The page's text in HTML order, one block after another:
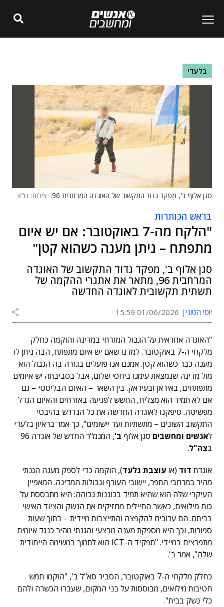
בלעדי
סגן אלוף ב', מפקד גדוד התקשוב של האוגדה המרחבית 96. צילום: דו"צ
בראש הכותרות
"הלקח מה-7 באוקטובר: אם יש איום
מתפתח – ניתן מענה כשהוא קטן"
סגן אלוף ב', מפקד גדוד התקשוב של האוגדה
המרחבית 96, מתאר את אתגרי ההקמה של
תשתית תקשובית לאוגדה החדשה
יוסי הטוני 01/06/2026 15:59
"האוגדה אחראית על הגבול המזרחי במדינה והוקמה כחלק
מלקחי ה-7 באוקטובר. למדנו שאם יש איום מתפתח, הבה ניתן לו
מענה כבר כשהוא קטן. אמנם אנו פועלים בגזרה בה הגבול הוא
מול מדינה שנמצאת עימנו ביחסי שלום, אבל בסביבתה יש איומים
מתפתחים, באיראן ובעיראק. בין השאר – האיום הבליסטי – גם
אם לא תמיד הוא מצליח, החשש לפגיעה באזרחים והאיום הגדל
מפשיטה. סיפקנו לאוגדה החדשה את כל הנדרש בהיבטי
התקשוב השונים – מתשתיות ועד יישומים", כך אמר בראיון בלעדי
לאנשים ומחשבים סגן אלוף ב'
, המנמ"ר החדש של אוגדה 96
בצה"ל.
אוגדת דוד (או עוצבת גלעד), הוקמה כדי לספק מענה הגנתי
מהיר במרחבי התפר, יישובי העורף וגבולות המדינה. המאפיין
העיקרי שלה הוא שהיא תמיד בכוננות גבוהה: היא מתבססת על
כוח מילואים, כאשר החיילים מחזיקים את הנשק והציוד האישי
בביתם. הם ערוכים להקפצה והתייצבות מיידית – בתוך שעות
ספורות, וכך היא מספקת מענה מבצעי והגנתי מהיר כנגד איומים
מתפרצים במיידי. "תפקיד ה-ICT הוא לתמוך במשימה הייחודית
שלה", אמר ב'.
כחלק מלקחי ה-7 באוקטובר, הסביר סא"ל ב', "הוקמו חמש
חטיבות מילואים, מבוססות על בני המקום, שעברו הכשרה ולהם
כלי נשק בבית".